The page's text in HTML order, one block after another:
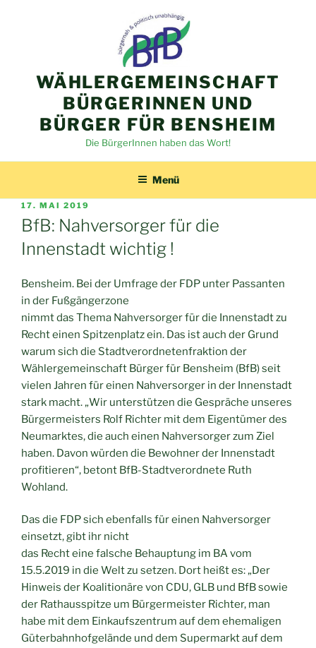
WÄHLERGEMEINSCHAFT
BÜRGERINNEN UND
BÜRGER FÜR BENSHEIM
Die BürgerInnen haben das Wort!
Menü
VERÖFFENTLICHT
AM
17. MAI 2019
BfB: Nahversorger für die
Innenstadt wichtig !
Bensheim. Bei der Umfrage der FDP unter Passanten
in der Fußgängerzone
nimmt das Thema Nahversorger für die Innenstadt zu
Recht einen Spitzenplatz ein. Das ist auch der Grund
warum sich die Stadtverordnetenfraktion der
Wählergemeinschaft Bürger für Bensheim (BfB) seit
vielen Jahren für einen Nahversorger in der Innenstadt
stark macht. „Wir unterstützen die Gespräche unseres
Bürgermeisters Rolf Richter mit dem Eigentümer des
Neumarktes, die auch einen Nahversorger zum Ziel
haben. Davon würden die Bewohner der Innenstadt
profitieren“, betont BfB-Stadtverordnete Ruth
Wohland.
Das die FDP sich ebenfalls für einen Nahversorger
einsetzt, gibt ihr nicht
das Recht eine falsche Behauptung im BA vom
15.5.2019 in die Welt zu setzen. Dort heißt es: „Der
Hinweis der Koalitionäre von CDU, GLB und BfB sowie
der Rathausspitze um Bürgermeister Richter, man
habe mit dem Einkaufszentrum auf dem ehemaligen
Güterbahnhofgelände und dem Supermarkt auf dem